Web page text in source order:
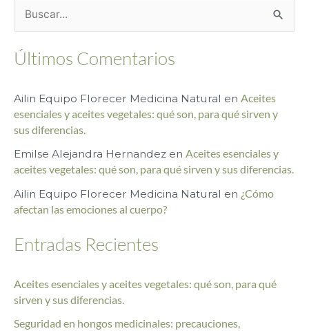
s
a
o
r
:
Últimos Comentarios
Ailin Equipo Florecer Medicina Natural en Aceites
esenciales y aceites vegetales: qué son, para qué sirven y
sus diferencias.
Emilse Alejandra Hernandez en Aceites esenciales y
aceites vegetales: qué son, para qué sirven y sus diferencias.
Ailin Equipo Florecer Medicina Natural en ¿Cómo
afectan las emociones al cuerpo?
Entradas Recientes
Aceites esenciales y aceites vegetales: qué son, para qué
sirven y sus diferencias.
Seguridad en hongos medicinales: precauciones,